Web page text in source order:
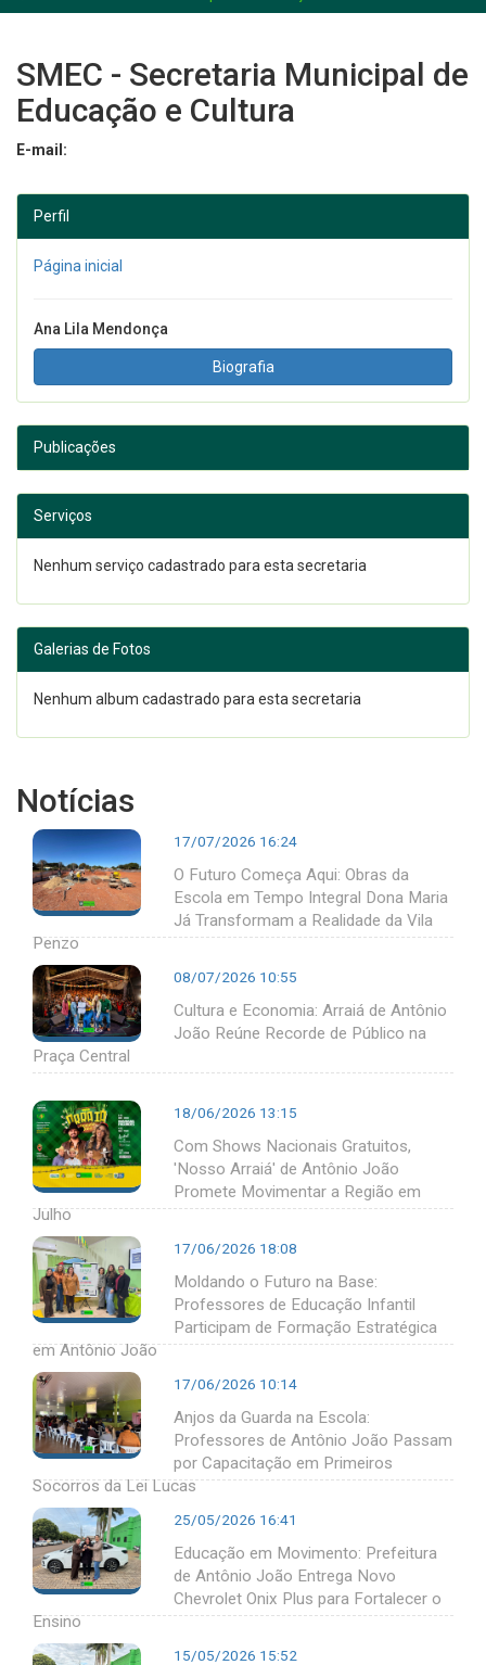
SMEC - Secretaria Municipal de
Educação e Cultura
E-mail:
Perfil
Página inicial
Ana Lila Mendonça
Biografia
Publicações
Serviços
Nenhum serviço cadastrado para esta secretaria
Galerias de Fotos
Nenhum album cadastrado para esta secretaria
Notícias
17/07/2026 16:24
O Futuro Começa Aqui: Obras da
Escola em Tempo Integral Dona Maria
Já Transformam a Realidade da Vila
Penzo
08/07/2026 10:55
Cultura e Economia: Arraiá de Antônio
João Reúne Recorde de Público na
Praça Central
18/06/2026 13:15
Com Shows Nacionais Gratuitos,
'Nosso Arraiá' de Antônio João
Promete Movimentar a Região em
Julho
17/06/2026 18:08
Moldando o Futuro na Base:
Professores de Educação Infantil
Participam de Formação Estratégica
em Antônio João
17/06/2026 10:14
Anjos da Guarda na Escola:
Professores de Antônio João Passam
por Capacitação em Primeiros
Socorros da Lei Lucas
25/05/2026 16:41
Educação em Movimento: Prefeitura
de Antônio João Entrega Novo
Chevrolet Onix Plus para Fortalecer o
Ensino
15/05/2026 15:52